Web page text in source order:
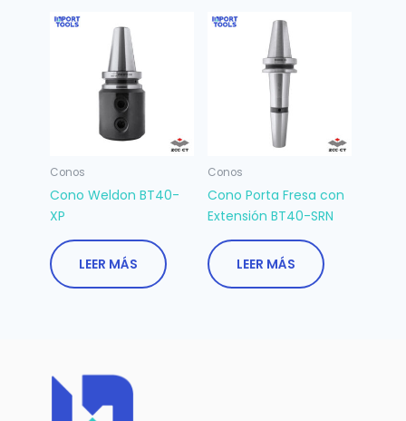
Conos
Cono Weldon BT40-
XP
LEER MÁS
Conos
Cono Porta Fresa con
Extensión BT40-SRN
LEER MÁS